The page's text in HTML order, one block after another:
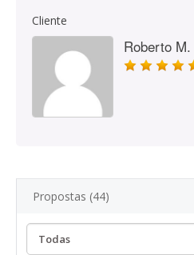
Cliente
Roberto M.
Propostas (44)